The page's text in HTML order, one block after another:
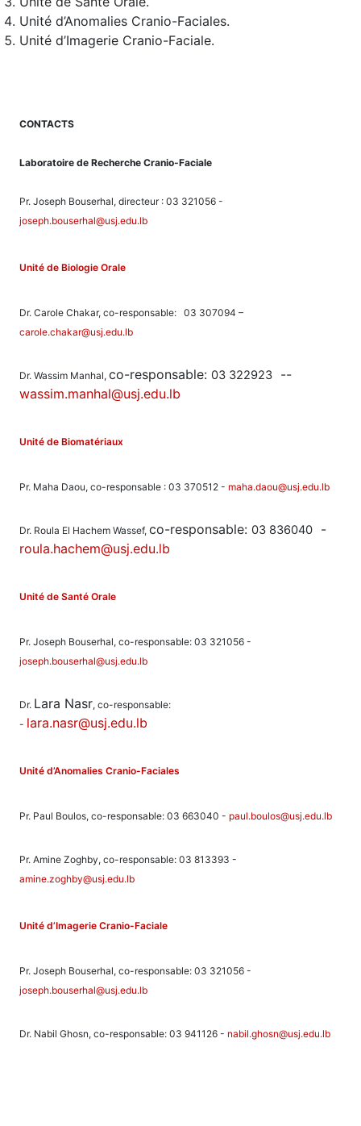
Unité d’Anomalies Cranio-Faciales.
Unité d’Imagerie Cranio-Faciale.
CONTACTS
Laboratoire de Recherche Cranio-Faciale
Pr. Joseph Bouserhal, directeur : 03 321056 -
joseph.bouserhal@usj.edu.lb
Unité de Biologie Orale
Dr. Carole Chakar, co-responsable: 03 307094 –
carole.chakar@usj.edu.lb
Dr. Wassim Manhal, co-responsable: 03 322923 --
wassim.manhal@usj.edu.lb
Unité de Biomatériaux
Pr. Maha Daou, co-responsable : 03 370512 - maha.daou@usj.edu.lb
Dr. Roula El Hachem Wassef, co-responsable: 03 836040 -
roula.hachem@usj.edu.lb
Unité de Santé Orale
Pr. Joseph Bouserhal, co-responsable: 03 321056 -
joseph.bouserhal@usj.edu.lb
Dr. Lara Nasr, co-responsable:
- lara.nasr@usj.edu.lb
Unité d’Anomalies Cranio-Faciales
Pr. Paul Boulos, co-responsable: 03 663040 - paul.boulos@usj.edu.lb
Pr. Amine Zoghby, co-responsable: 03 813393 -
amine.zoghby@usj.edu.lb
Unité d’Imagerie Cranio-Faciale
Pr. Joseph Bouserhal, co-responsable: 03 321056 -
joseph.bouserhal@usj.edu.lb
Dr. Nabil Ghosn, co-responsable: 03 941126 - nabil.ghosn@usj.edu.lb